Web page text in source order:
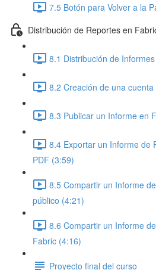
7.5 Botón para Volver a la
Distribución de Reportes en
8.1 Distribución de
8.2 Creación de una
8.3 Publicar un Informe en
8.4 Exportar un Informe de
PDF (3:59)
8.5 Compartir un Informe
público (4:21)
8.6 Compartir un Informe
Fabric (4:16)
Proyecto final del curso